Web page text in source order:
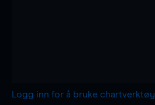
Logg inn for å bruke chartverktøy